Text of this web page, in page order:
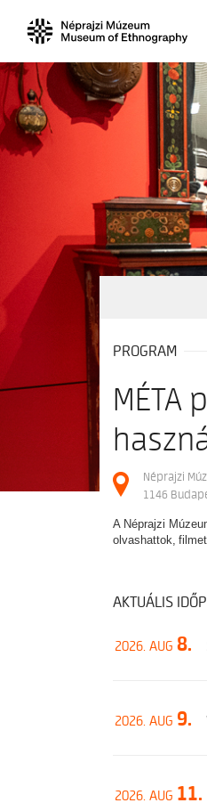
PROGRAM
MÉTA
Néprajzi
1146
A Néprajzi
olvashattok,
AKTUÁLIS
2026. AUG 8.
2026. AUG 9.
2026. AUG 11.